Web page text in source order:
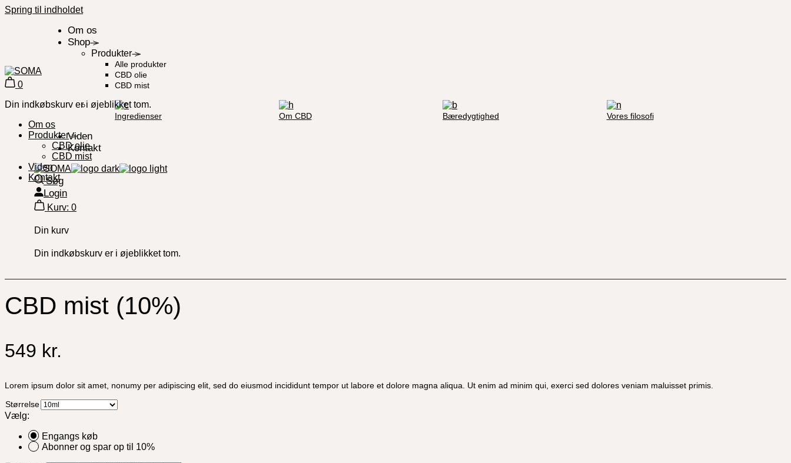
Spring til indholdet
Om os
Shop
Produkter
Alle produkter
CBD olie
CBD mist
Ingredienser Om CBD Bæredygtighed Vores filosofi
Viden
Kontakt
Søg
Login
Kurv: 0
Din kurv
Din indkøbskurv er i øjeblikket tom.
0
Din indkøbskurv er i øjeblikket tom.
Om os
Produkter
CBD olie
CBD mist
Viden
Kontakt
CBD mist (10%)
549 kr.
Lorem ipsum dolor sit amet, nonumy per adipiscing elit, sed do eiusmod incididunt tempor ut labore et dolore magna aliqua. Ut enim ad minim qui, exerci sed dolores veniam maluisset primis.
Størrelse
Vælg:
Engangs køb
Abonner og spar op til 10%